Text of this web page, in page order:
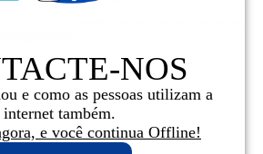
NOS
e como as pessoas utilizam a
internet também.
e você continua Offline!